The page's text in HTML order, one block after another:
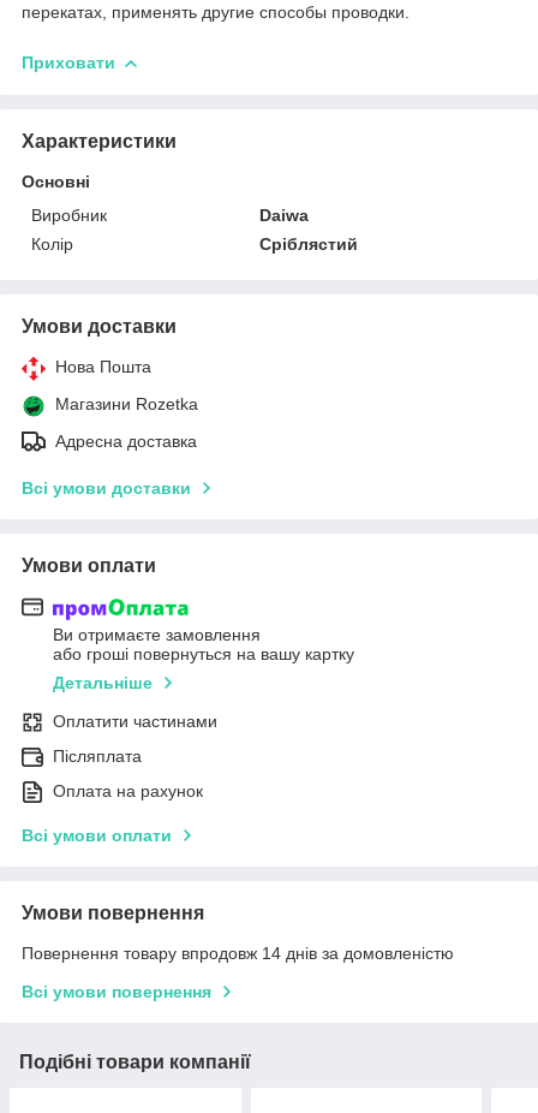
перекатах, применять другие способы проводки.
Приховати
Характеристики
Основні
Виробник
Daiwa
Колір
Сріблястий
Умови доставки
Нова Пошта
Магазини Rozetka
Адресна доставка
Всі умови доставки
Умови оплати
Ви отримаєте замовлення
або гроші повернуться на вашу картку
Детальніше
Оплатити частинами
Післяплата
Оплата на рахунок
Всі умови оплати
Умови повернення
Повернення товару впродовж 14 днів за домовленістю
Всі умови повернення
Подібні товари компанії